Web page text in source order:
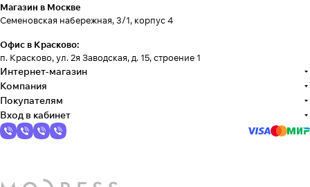
Магазин в Москве
Семеновская набережная, 3/1, корпус 4
Офис в Красково:
п. Красково, ул. 2я Заводская, д. 15, строение 1
Интернет-магазин
Компания
Покупателям
Вход в кабинет